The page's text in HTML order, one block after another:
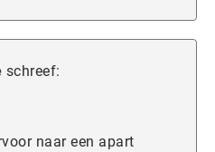
schreef:
naar een apart